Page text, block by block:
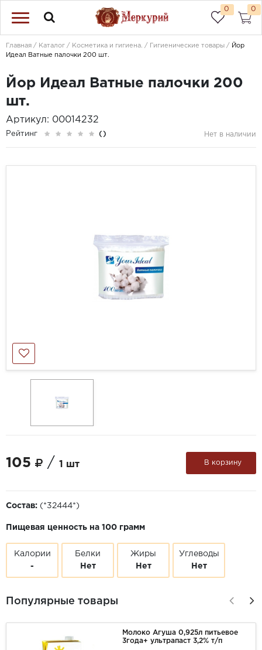
0 0
Главная Каталог Косметика и гигиена. Гигиенические товары
Йор
Идеал Ватные палочки 200 шт.
Йор Идеал Ватные палочки 200
шт.
Артикул: 00014232
Рейтинг () Нет в наличии
105 / 1 шт В корзину
Состав: (*32444*)
Пищевая ценность на 100 грамм
Калории
-
Белки
Нет
Жиры
Нет
Углеводы
Нет
Популярные товары
Молоко Агуша 0,925л питьевое
3года+ ультрапаст 3,2% т/п